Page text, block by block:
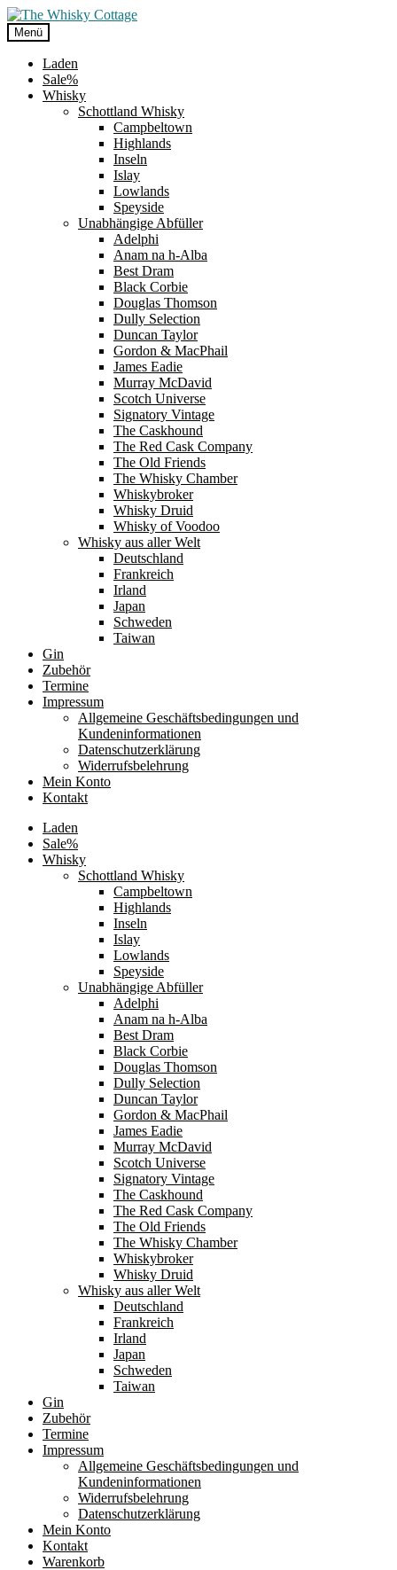
Zur
Navigation
springen
Zum
Inhalt
springen
Menü
Laden
Sale%
Whisky
Schottland Whisky
Campbeltown
Highlands
Inseln
Islay
Lowlands
Speyside
Unabhängige Abfüller
Adelphi
Anam na h-Alba
Best Dram
Black Corbie
Douglas Thomson
Dully Selection
Duncan Taylor
Gordon & MacPhail
James Eadie
Murray McDavid
Scotch Universe
Signatory Vintage
The Caskhound
The Red Cask Company
The Old Friends
The Whisky Chamber
Whiskybroker
Whisky Druid
Whisky of Voodoo
Whisky aus aller Welt
Deutschland
Frankreich
Irland
Japan
Schweden
Taiwan
Gin
Zubehör
Termine
Impressum
Allgemeine Geschäftsbedingungen und
Kundeninformationen
Datenschutzerklärung
Widerrufsbelehrung
Mein Konto
Kontakt
Laden
Sale%
Whisky
Schottland Whisky
Campbeltown
Highlands
Inseln
Islay
Lowlands
Speyside
Unabhängige Abfüller
Adelphi
Anam na h-Alba
Best Dram
Black Corbie
Douglas Thomson
Dully Selection
Duncan Taylor
Gordon & MacPhail
James Eadie
Murray McDavid
Scotch Universe
Signatory Vintage
The Caskhound
The Red Cask Company
The Old Friends
The Whisky Chamber
Whiskybroker
Whisky Druid
Whisky aus aller Welt
Deutschland
Frankreich
Irland
Japan
Schweden
Taiwan
Gin
Zubehör
Termine
Impressum
Allgemeine Geschäftsbedingungen und
Kundeninformationen
Widerrufsbelehrung
Datenschutzerklärung
Mein Konto
Kontakt
Warenkorb